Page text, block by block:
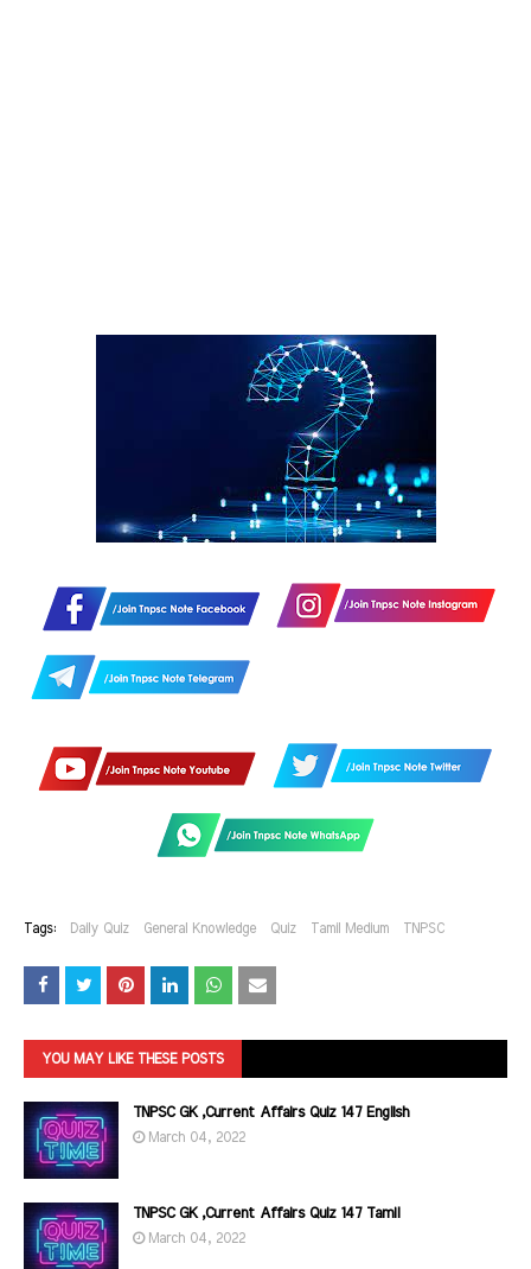
Tags: Daily Quiz General Knowledge Quiz Tamil Medium TNPSC
YOU MAY LIKE THESE POSTS
TNPSC GK ,Current Affairs Quiz 147 English
March 04, 2022
TNPSC GK ,Current Affairs Quiz 147 Tamil
March 04, 2022